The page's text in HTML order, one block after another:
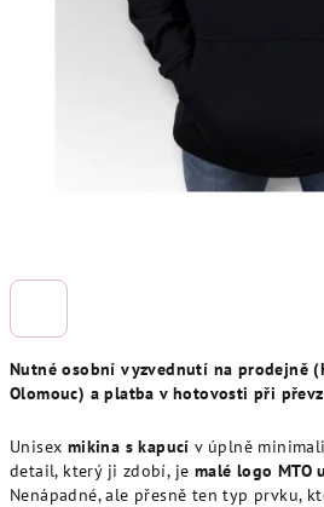
Nutné osobní vyzvednutí na prodejně
Olomouc) a platba v hotovosti při
Unisex mikina s kapucí v úplně
detail, který ji zdobí, je malé logo MTO
Nenápadné, ale přesně ten typ prvku,